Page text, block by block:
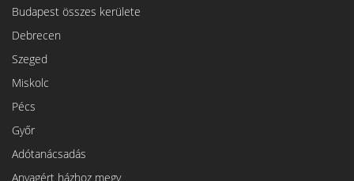
Budapest összes kerülete
Debrecen
Szeged
Miskolc
Pécs
Győr
Adótanácsadás
Anyagért házhoz megy